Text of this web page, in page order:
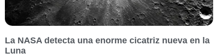
La NASA detecta una enorme cicatriz nueva en la
Luna